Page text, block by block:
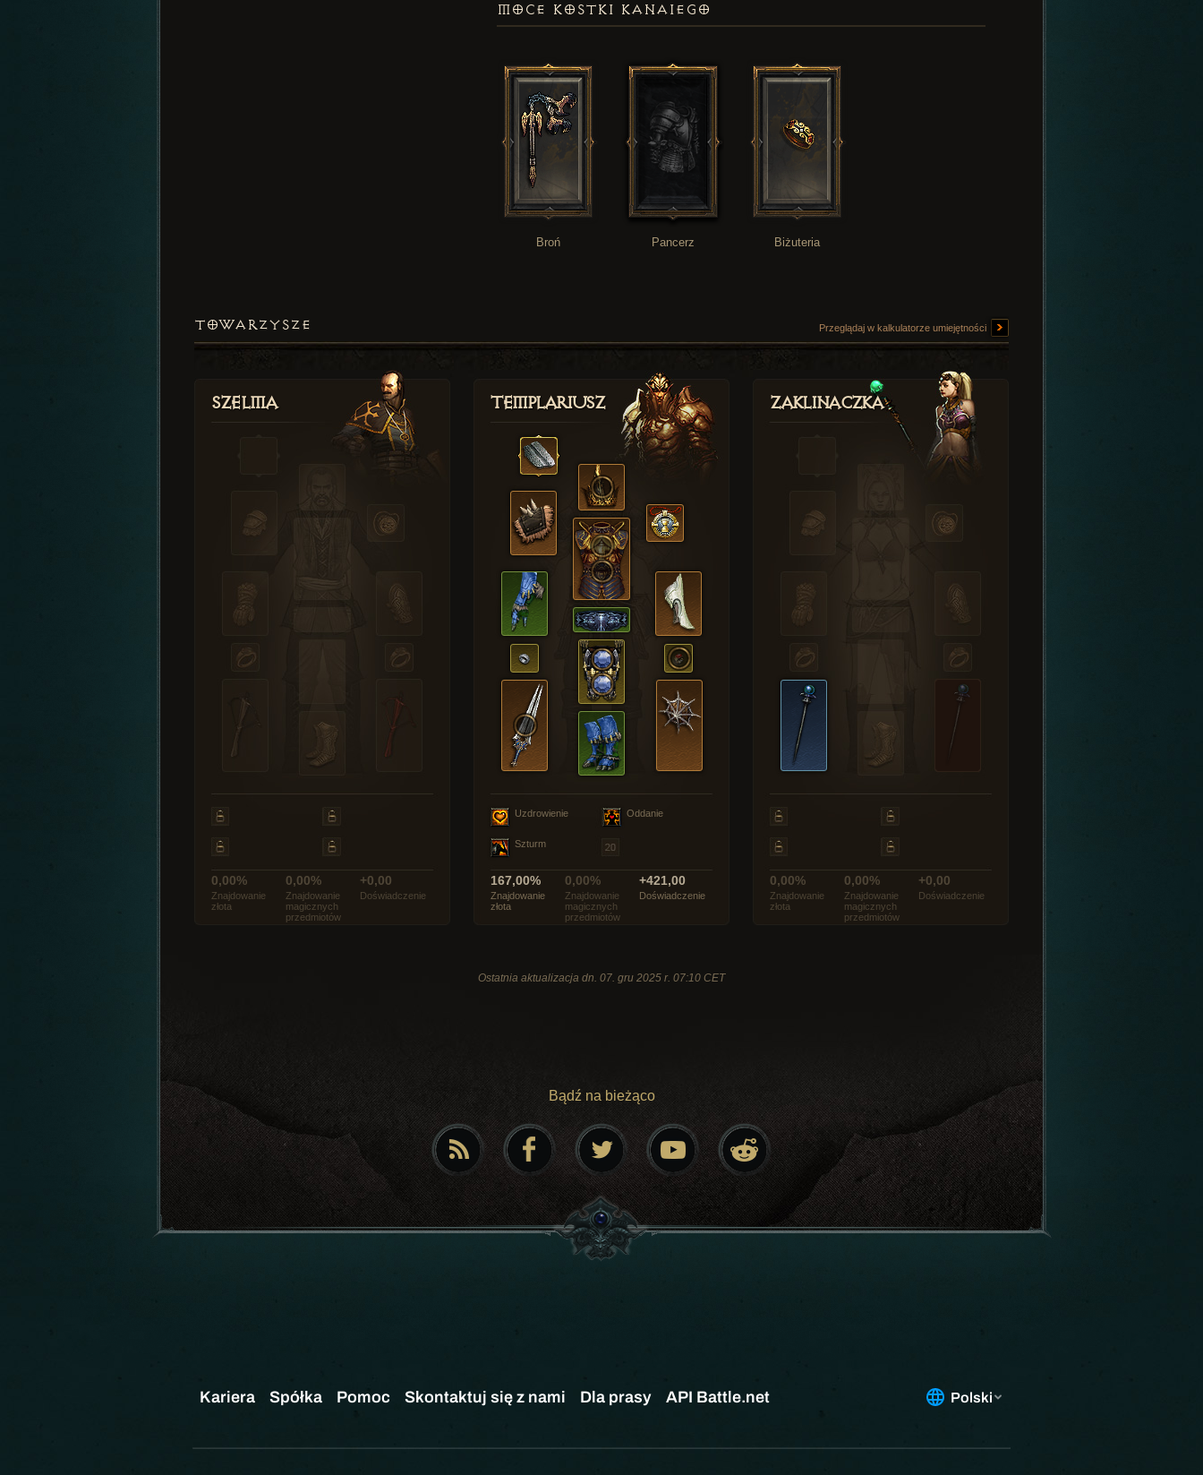
MOCE KOSTKI KANAIEGO
Broń Pancerz Biżuteria
TOWARZYSZE Przeglądaj w kalkulatorze umiejętności
Szelma
0,00%
Znajdowanie
złota
0,00%
Znajdowanie
magicznych
przedmiotów
+0,00
Doświadczenie
Templariusz
Uzdrowienie Oddanie
Szturm
167,00%
Znajdowanie
złota
0,00%
Znajdowanie
magicznych
przedmiotów
+421,00
Doświadczenie
Zaklinaczka
0,00%
Znajdowanie
złota
0,00%
Znajdowanie
magicznych
przedmiotów
+0,00
Doświadczenie
Ostatnia aktualizacja dn. 07. gru 2025 r. 07:10 CET
Bądź na bieżąco